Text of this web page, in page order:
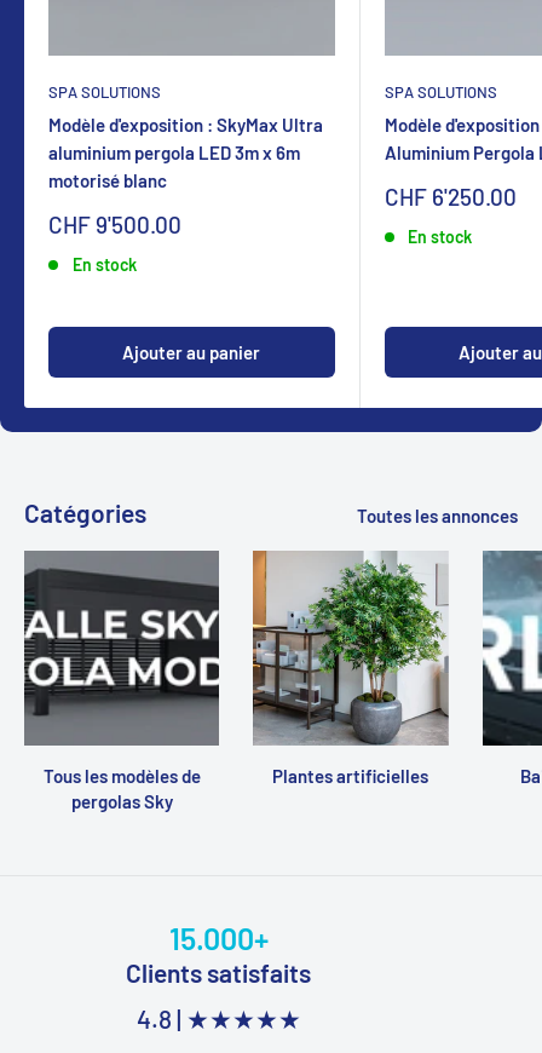
SPA SOLUTIONS
Modèle d'exposition : SkyMax Ultra
aluminium pergola LED 3m x 6m
motorisé blanc
Sonderpreis
CHF 9'500.00
En stock
Ajouter au panier
SPA SOLUTIONS
Modèle
Aluminium Pergola
Sonderpreis
CHF 6'250.00
En stock
Ajouter
Catégories Toutes les annonces
Tous les modèles de
pergolas Sky
Plantes artificielles
15.000+
Clients satisfaits
4.8 | ★★★★★